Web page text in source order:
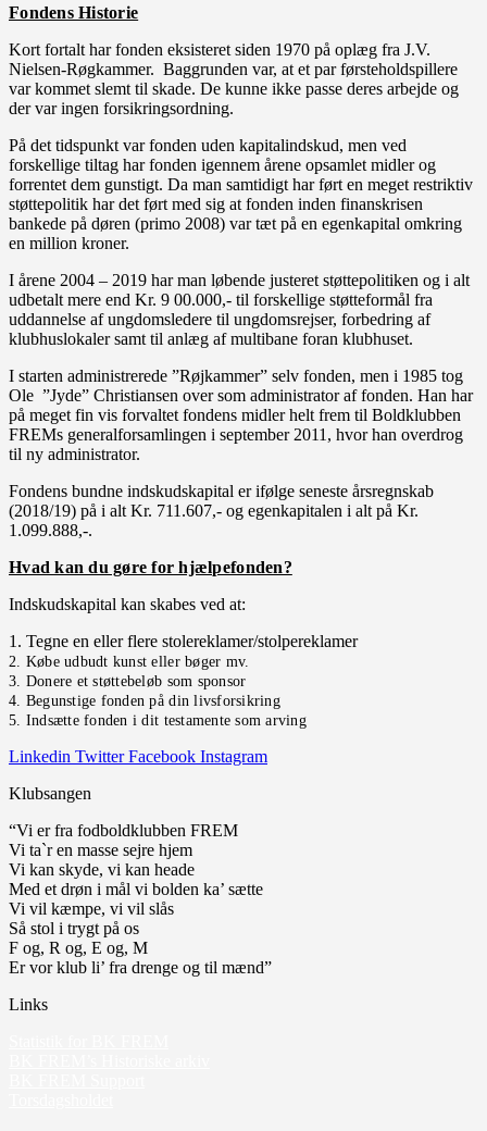
Fondens Historie
Kort fortalt har fonden eksisteret siden 1970 på oplæg fra J.V.
Nielsen-Røgkammer. Baggrunden var, at et par førsteholdspillere
var kommet slemt til skade. De kunne ikke passe deres arbejde og
der var ingen forsikringsordning.
På det tidspunkt var fonden uden kapitalindskud, men ved
forskellige tiltag har fonden igennem årene opsamlet midler og
forrentet dem gunstigt. Da man samtidigt har ført en meget restriktiv
støttepolitik har det ført med sig at fonden inden finanskrisen
bankede på døren (primo 2008) var tæt på en egenkapital omkring
en million kroner.
I årene 2004 – 2019 har man løbende justeret støttepolitiken og i alt
udbetalt mere end Kr. 9 00.000,- til forskellige støtteformål fra
uddannelse af ungdomsledere til ungdomsrejser, forbedring af
klubhuslokaler samt til anlæg af multibane foran klubhuset.
I starten administrerede ”Røjkammer” selv fonden, men i 1985 tog
Ole ”Jyde” Christiansen over som administrator af fonden. Han har
på meget fin vis forvaltet fondens midler helt frem til Boldklubben
FREMs generalforsamlingen i september 2011, hvor han overdrog
til ny administrator.
Fondens bundne indskudskapital er ifølge seneste årsregnskab
(2018/19) på i alt Kr. 711.607,- og egenkapitalen i alt på Kr.
1.099.888,-.
Hvad kan du gøre for hjælpefonden?
Indskudskapital kan skabes ved at:
1. Tegne en eller flere stolereklamer/stolpereklamer
2. Købe udbudt kunst eller bøger mv.
3. Donere et støttebeløb som sponsor
4. Begunstige fonden på din livsforsikring
5. Indsætte fonden i dit testamente som arving
Linkedin Twitter Facebook Instagram
Klubsangen
“Vi er fra fodboldklubben FREM
Vi ta`r en masse sejre hjem
Vi kan skyde, vi kan heade
Med et drøn i mål vi bolden ka’ sætte
Vi vil kæmpe, vi vil slås
Så stol i trygt på os
F og, R og, E og, M
Er vor klub li’ fra drenge og til mænd”
Links